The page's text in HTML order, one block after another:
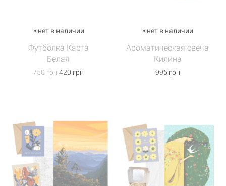
нет в наличии
Футболка Карта
Белая
750 грн420 грн
нет в наличии
Ароматическая свеча
Килина
995 грн